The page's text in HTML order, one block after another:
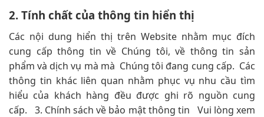
2. Tính chất của thông tin hiển thị
Các nội dung hiển thị trên Website nhằm mục đích
cung cấp thông tin về Chúng tôi, về thông tin sản
phẩm và dịch vụ mà mà Chúng tôi đang cung cấp. Các
thông tin khác liên quan nhằm phục vụ nhu cầu tìm
hiểu của khách hàng đều được ghi rõ nguồn cung
cấp. 3. Chính sách về bảo mật thông tin Vui lòng xem